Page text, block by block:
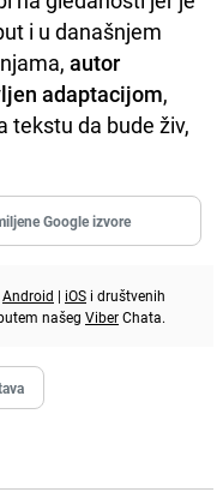
i u današnjem
autor
adaptacijom,
tekstu da bude živ,
Google izvore
Android | iOS i društvenih
našeg ViberChata.